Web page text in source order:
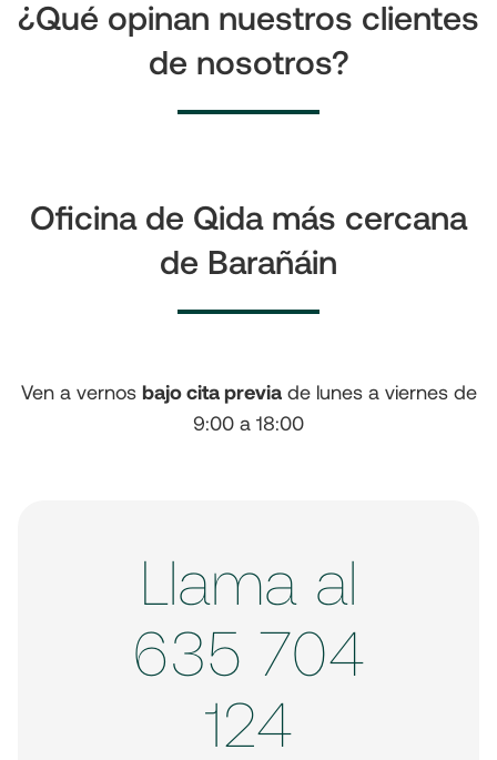
¿Qué opinan nuestros clientes
de nosotros?
Oficina de Qida más cercana
de Barañáin
Ven a vernos bajo cita previade lunes a viernes de
9:00 a 18:00
Llama al
635 704
124